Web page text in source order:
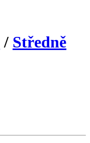
/ Středně